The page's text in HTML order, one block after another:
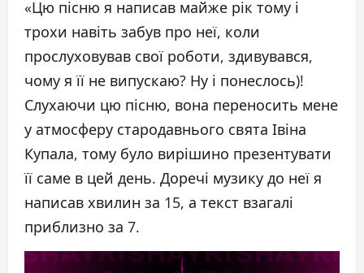
«Цю пісню я написав майже рік тому і
трохи навіть забув про неї, коли
прослуховував свої роботи, здивувався,
чому я її не випускаю? Ну і понеслось)!
Слухаючи цю пісню, вона переносить мене
у атмосферу стародавнього свята Івіна
Купала, тому було вирішино презентувати
її саме в цей день. Доречі музику до неї я
написав хвилин за 15, а текст взагалі
приблизно за 7.